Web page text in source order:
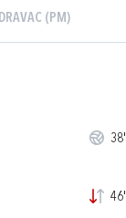
(PM)
38'
46'